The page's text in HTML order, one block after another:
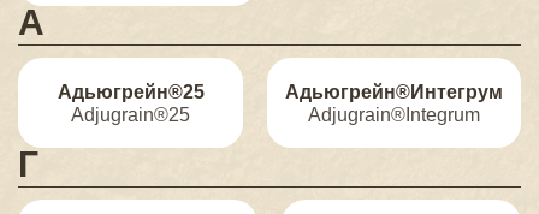
А
Адьюгрейн®25
Adjugrain®25
Адьюгрейн®Интегрум
Adjugrain®Integrum
Г